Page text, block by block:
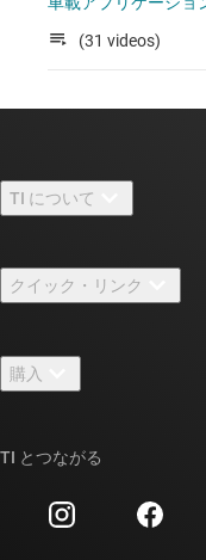
(31 videos)
TI について
採用情報
ニュース
イベント
投資家向け情報
クイック・リンク
TI E2E™ 設計サポー
クロスリファレンス
カスタマー・サポー
購入
TI とつながる